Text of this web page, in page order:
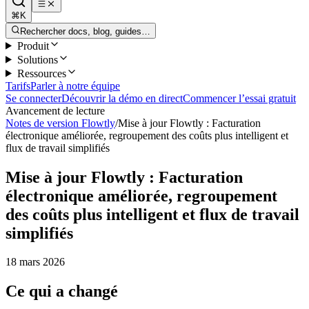
⌘K
Rechercher docs, blog, guides…
Produit
Solutions
Ressources
TarifsParler à notre équipe
Se connecterDécouvrir la démo en directCommencer l’essai gratuit
Avancement de lecture
Notes de version Flowtly/Mise à jour Flowtly : Facturation
électronique améliorée, regroupement des coûts plus intelligent et
flux de travail simplifiés
Mise à jour Flowtly : Facturation
électronique améliorée, regroupement
des coûts plus intelligent et flux de travail
simplifiés
18 mars 2026
Ce qui a changé